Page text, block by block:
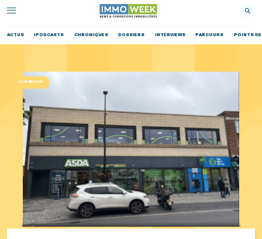
ACTUS IPODCASTS CHRONIQUES DOSSIERS INTERVIEWS PARCOURS POINTS DE
COMMERCES